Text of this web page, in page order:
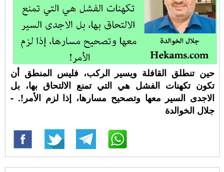
حين تنطلق القافلة ويسير الركب، فليس المنطق أن
تكون تكهنات الفشل هي التي تمنع الالتحاق بها، بل
الاجدى السير معها وتصحيح مسارها، إذا لزم الأمر!. -
جلال الخوالدة